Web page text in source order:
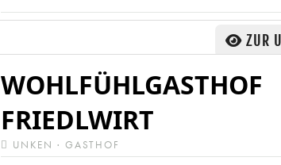
ZUR
WOHLFÜHLGASTHOF
FRIEDLWIRT
UNKEN · GASTHOF